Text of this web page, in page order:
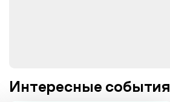
Интересные события